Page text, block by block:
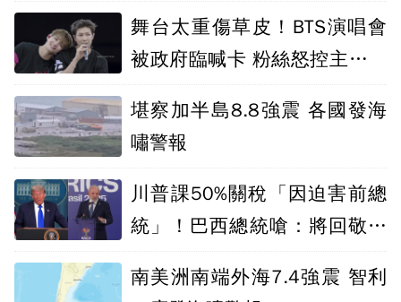
舞台太重傷草皮！BTS演唱會
被政府臨喊卡 粉絲怒控主辦方
堪察加半島8.8強震 各國發海
嘯警報
川普課50%關稅「因迫害前總
統」！巴西總統嗆：將回敬美
南美洲南端外海7.4強震 智利